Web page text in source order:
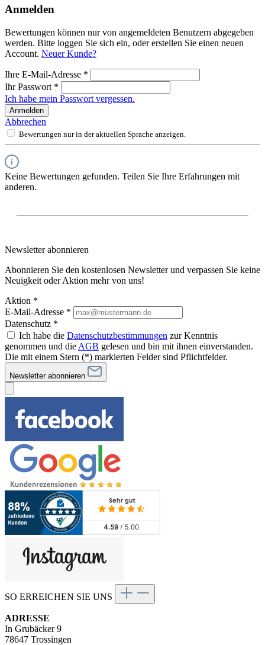
Anmelden
Bewertungen können nur von angemeldeten Benutzern abgegeben
werden. Bitte loggen Sie sich ein, oder erstellen Sie einen neuen
Account. Neuer Kunde?
Ihre E-Mail-Adresse *
Ihr Passwort *
Ich habe mein Passwort vergessen.
Anmelden
Abbrechen
Bewertungen nur in der aktuellen Sprache anzeigen.
Keine Bewertungen gefunden. Teilen Sie Ihre Erfahrungen mit
anderen.
Newsletter abonnieren
Abonnieren Sie den kostenlosen Newsletter und verpassen Sie keine
Neuigkeit oder Aktion mehr von uns!
Aktion *
E-Mail-Adresse *
Datenschutz *
Ich habe die Datenschutzbestimmungen zur Kenntnis
genommen und die AGB gelesen und bin mit ihnen einverstanden.
Die mit einem Stern (*) markierten Felder sind Pflichtfelder.
Newsletter abonnieren
SO ERREICHEN SIE UNS
ADRESSE
In Grubäcker 9
78647 Trossingen